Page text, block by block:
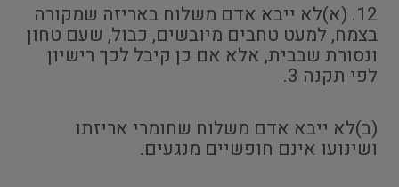
12. (א)לא ייבא אדם משלוח באריזה שמקורה
בצמח, למעט טחבים מיובשים, כבול, שעם טחון
ונסורת שבבית, אלא אם כן קיבל לכך רישיון
לפי תקנה 3.
(ב)לא ייבא אדם משלוח שחומרי אריזתו
ושינועו אינם חופשיים מנגעים.